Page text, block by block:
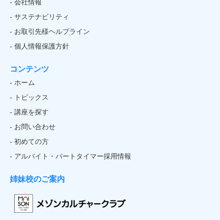
- 会社情報
- サステナビリティ
- お取引先様ヘルプライン
- 個人情報保護方針
コンテンツ
- ホーム
- トピックス
- 講座を探す
- お問い合わせ
- 初めての方
- アルバイト・パートタイマー採用情報
姉妹校のご案内